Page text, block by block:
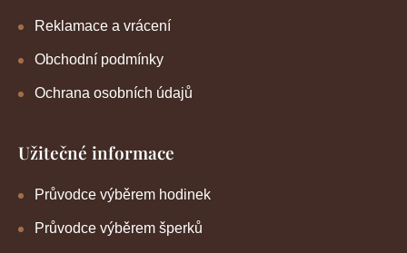
Reklamace a vrácení
Obchodní podmínky
Ochrana osobních údajů
Užitečné informace
Průvodce výběrem hodinek
Průvodce výběrem šperků